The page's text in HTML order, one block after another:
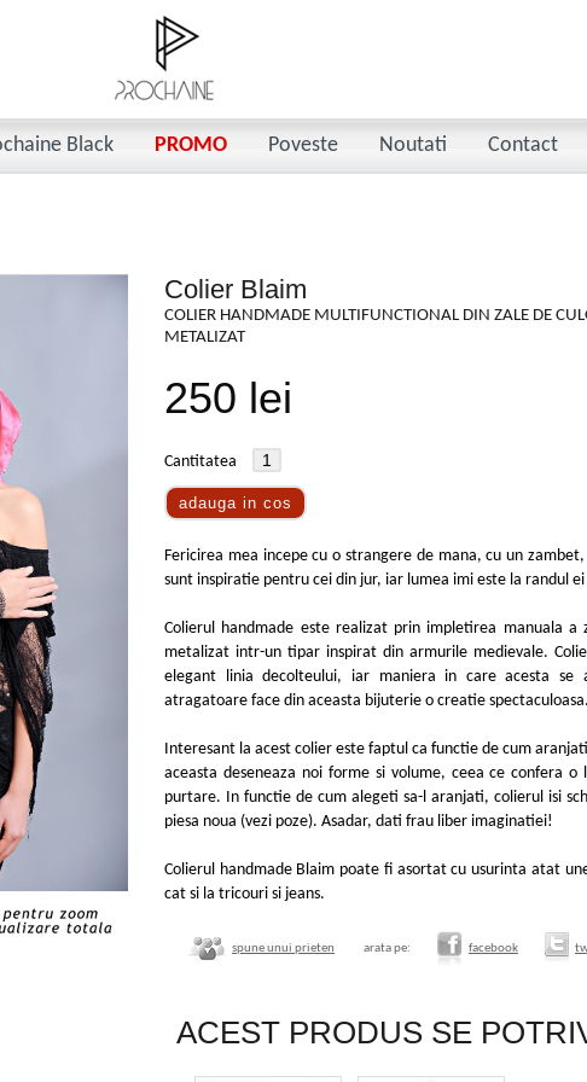
Black PROMO Poveste Noutati Contact
Colier Blaim
COLIER HANDMADE MULTIFUNCTIONAL DIN ZALE DE
METALIZAT
250 lei
Cantitatea
Fericirea mea incepe cu o strangere de mana, cu un
sunt inspiratie pentru cei din jur, iar lumea imi este la randul
Colierul handmade este realizat prin impletirea manuala a
metalizat intr-un tipar inspirat din armurile medievale.
elegant linia decolteului, iar maniera in care acesta se
atragatoare face din aceasta bijuterie o creatie spectaculoasa.
Interesant la acest colier este faptul ca functie de cum
aceasta deseneaza noi forme si volume, ceea ce confera
purtare. In functie de cum alegeti sa-l aranjati, colierul isi
piesa noua (vezi poze). Asadar, dati frau liber imaginatiei!
Colierul handmade Blaim poate fi asortat cu usurinta atat
cat si la tricouri si jeans.
spune unui prieten arata pe: facebook
ACEST PRODUS SE